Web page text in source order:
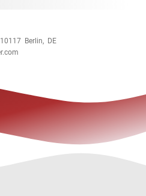
Berlin, DE